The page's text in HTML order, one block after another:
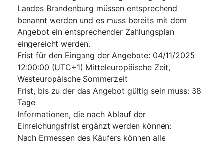
Landes Brandenburg müssen entsprechend
benannt werden und es muss bereits mit dem
Angebot ein entsprechender Zahlungsplan
eingereicht werden.
Frist für den Eingang der Angebote: 04/11/2025
12:00:00 (UTC+1) Mitteleuropäische Zeit,
Westeuropäische Sommerzeit
Frist, bis zu der das Angebot gültig sein muss: 38
Tage
Informationen, die nach Ablauf der
Einreichungsfrist ergänzt werden können:
Nach Ermessen des Käufers können alle